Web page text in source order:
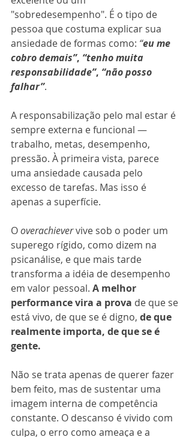
"sobredesempenho". É o tipo de
pessoa que costuma explicar sua
ansiedade de formas como: “eu me
cobro demais”, “tenho muita
responsabilidade”, “não posso
falhar”.
A responsabilização pelo mal estar é
sempre externa e funcional —
trabalho, metas, desempenho,
pressão. À primeira vista, parece
uma ansiedade causada pelo
excesso de tarefas. Mas isso é
apenas a superfície.
O overachiever vive sob o poder um
superego rígido, como dizem na
psicanálise, e que mais tarde
transforma a idéia de desempenho
em valor pessoal. A melhor
performance vira a prova de que se
está vivo, de que se é digno, de que
realmente importa, de que se é
gente.
Não se trata apenas de querer fazer
bem feito, mas de sustentar uma
imagem interna de competência
constante. O descanso é vivido com
culpa, o erro como ameaça e a